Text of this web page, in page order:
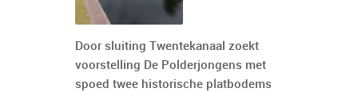
Door sluiting Twentekanaal zoekt
voorstelling De Polderjongens met
spoed twee historische platbodems